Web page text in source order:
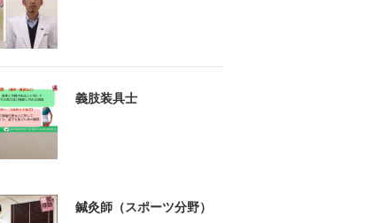
義肢装具士
鍼灸師（スポーツ分野）